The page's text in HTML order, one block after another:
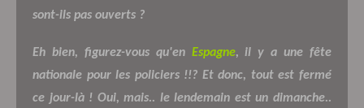
sont-ils pas ouverts ?
Eh bien, figurez-vous qu'en Espagne, il y a une fête
nationale pour les policiers !!? Et donc, tout est fermé
ce jour-là ! Oui, mais.. le lendemain est un dimanche..